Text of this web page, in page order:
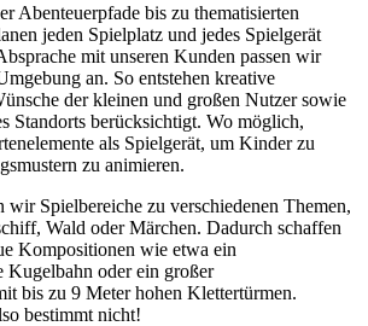
Abenteuerpfade bis zu thematisierten
jeden Spielplatz und jedes Spielgerät
mit unseren Kunden passen wir
an. So entstehen kreative
der kleinen und großen Nutzer sowie
Standorts berücksichtigt. Wo möglich,
als Spielgerät, um Kinder zu
zu animieren.
wir Spielbereiche zu verschiedenen Themen,
Wald oder Märchen. Dadurch schaffen
Kompositionen wie etwa ein
Kugelbahn oder ein großer
bis zu 9 Meter hohen Klettertürmen.
bestimmt nicht!